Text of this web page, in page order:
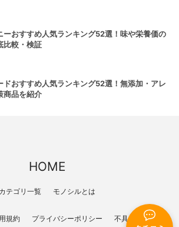
ーおすすめ人気ランキング52選！味や栄養価の
比較・検証
ドおすすめ人気ランキング52選！無添加・アレ
商品を紹介
HOME
カテゴリ一覧 モノシルとは
規約 プライバシーポリシー 不具合報告